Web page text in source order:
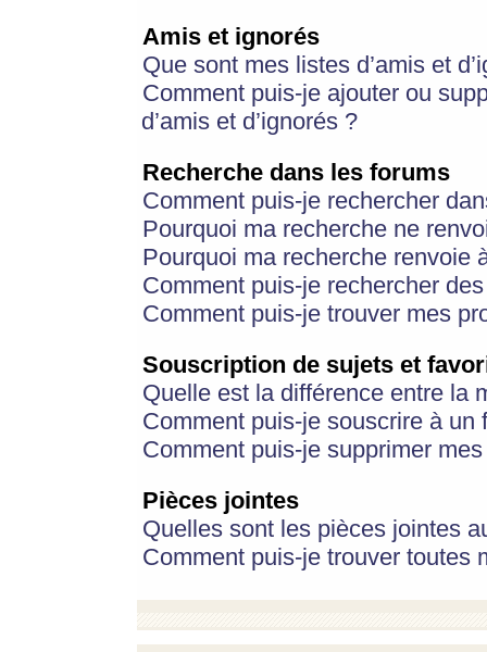
Amis et ignorés
Que sont mes listes d’amis et
Comment puis-je ajouter ou
d’amis et d’ignorés ?
Recherche dans les forums
Comment puis-je rechercher
Pourquoi ma recherche ne
Pourquoi ma recherche renvoie
Comment puis-je rechercher
Comment puis-je trouver mes
Souscription de sujets et
Quelle est la différence entre la
Comment puis-je souscrire à
Comment puis-je supprimer
Pièces jointes
Quelles sont les pièces jointes
Comment puis-je trouver toutes